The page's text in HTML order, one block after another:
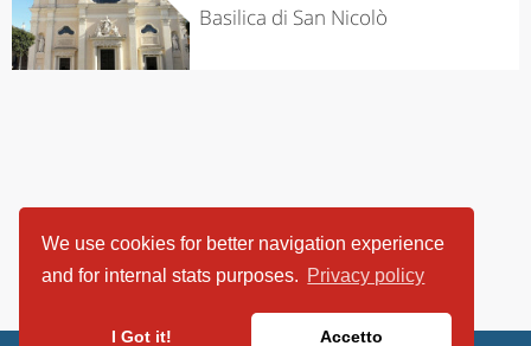
We use cookies for better navigation experience
and for internal stats purposes. Privacy policy
I Got it! Accetto
Basilica di San Nicolò